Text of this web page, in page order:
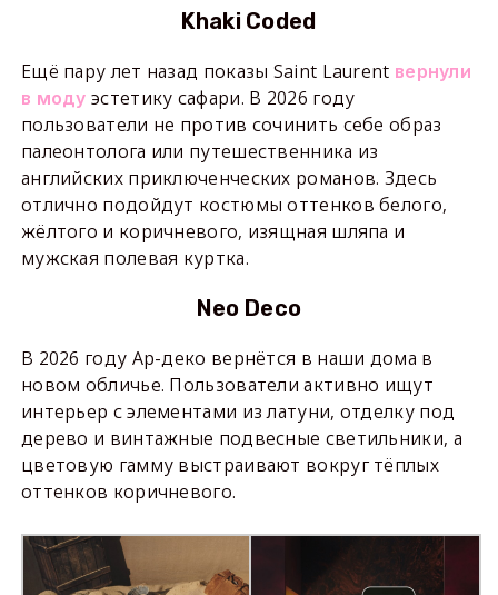
Khaki Coded
Ещё пару лет назад показы Saint Laurent вернули
в моду эстетику сафари. В 2026 году
пользователи не против сочинить себе образ
палеонтолога или путешественника из
английских приключенческих романов. Здесь
отлично подойдут костюмы оттенков белого,
жёлтого и коричневого, изящная шляпа и
мужская полевая куртка.
Neo Deco
В 2026 году Ар-деко вернётся в наши дома в
новом обличье. Пользователи активно ищут
интерьер с элементами из латуни, отделку под
дерево и винтажные подвесные светильники, а
цветовую гамму выстраивают вокруг тёплых
оттенков коричневого.